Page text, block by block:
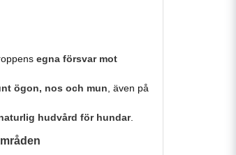
egna försvar mot
ögon, nos och mun , även på
hudvård för hundar.